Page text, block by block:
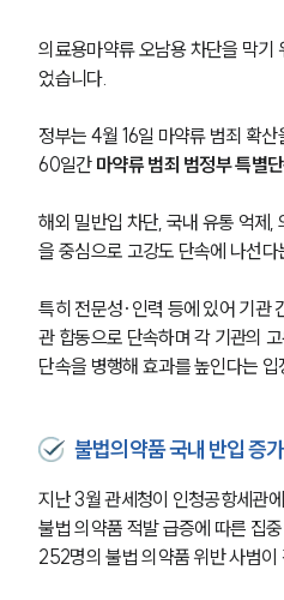
의료용마약류 오남용 차단을 막기
었습니다.
정부는 4월 16일 마약류 범죄 확
60일간 마약류 범죄 범정부 특별
해외 밀반입 차단, 국내 유통 억제,
을 중심으로 고강도 단속에 나선다
특히 전문성·인력 등에 있어 기관
관 합동으로 단속하며 각 기관의
단속을 병행해 효과를 높인다는 입
불법의약품 국내 반입 증
지난 3월 관세청이 인청공항세관
불법 의약품 적발 급증에 따른 집
252명의 불법 의약품 위반 사범이